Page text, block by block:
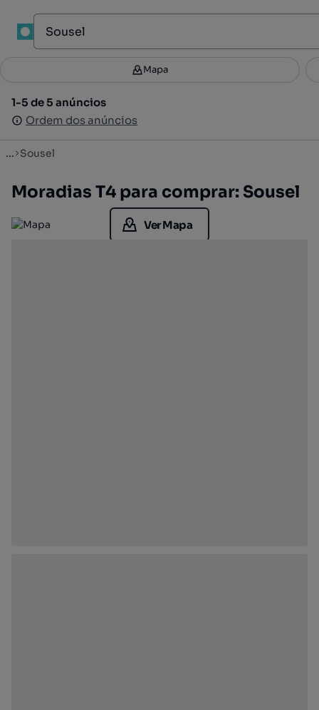
Filtros 3
1-5 de 5 anúncios
Ordem dos anúncios
Mapa
1-5 de 5 anúncios
Ordem dos anúncios
... Sousel
Moradias T4 para comprar: Sousel
Ver Mapa